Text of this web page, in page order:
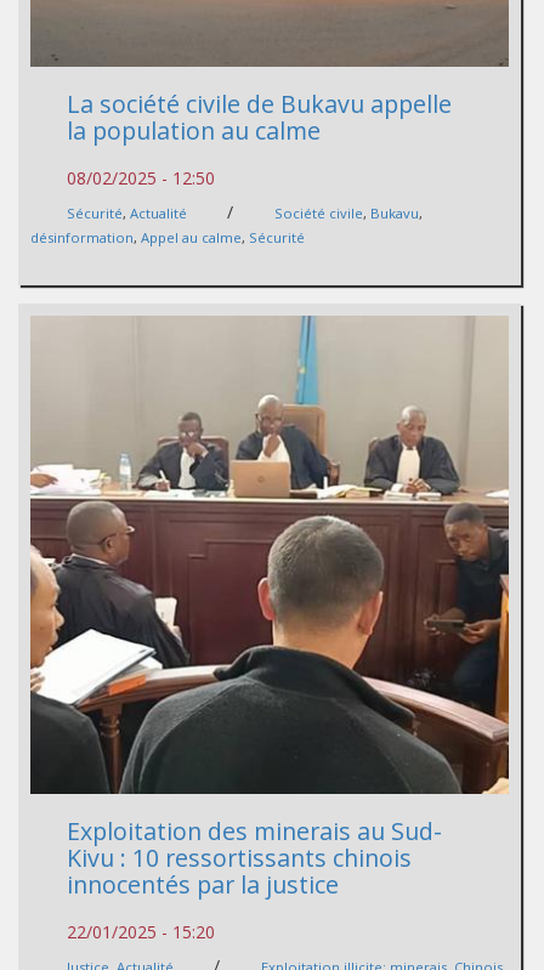
La société civile de Bukavu appelle
la population au calme
08/02/2025 - 12:50
Sécurité, Actualité / Société civile, Bukavu,
désinformation, Appel au calme, Sécurité
Exploitation des minerais au Sud-
Kivu : 10 ressortissants chinois
innocentés par la justice
22/01/2025 - 15:20
Justice Actualité / Exploitation illicite; minerais Chinois